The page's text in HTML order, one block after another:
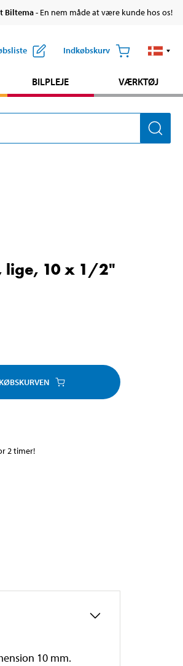
Biltema- En nem måde at være kunde hos os!
Indkøbskurv
BILPLEJE VÆRKTØJ
lige, 10 x 1/2"
2 timer!
10 mm.